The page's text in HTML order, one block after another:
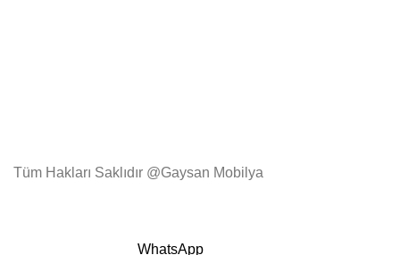
Tüm Hakları Saklıdır @Gaysan Mobilya
WhatsApp